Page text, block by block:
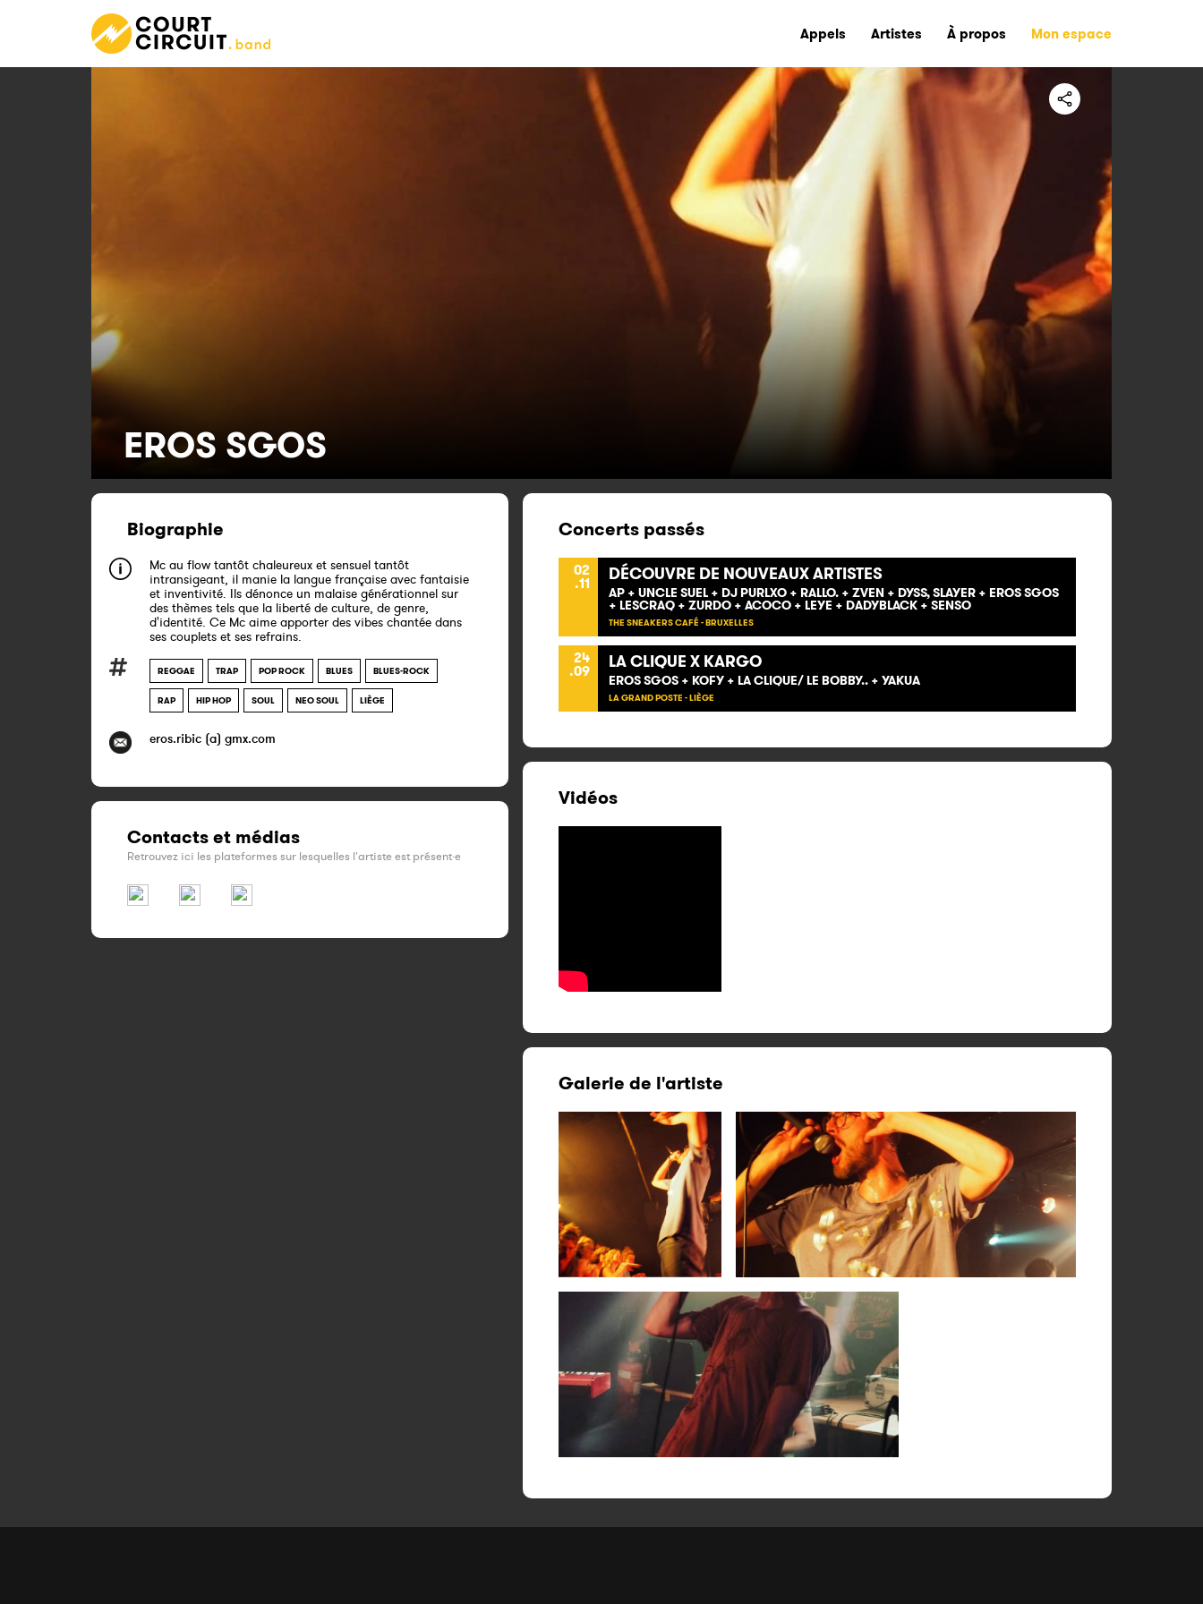
Appels Artistes À propos Mon espace
EROS SGOS
Biographie
Mc au flow tantôt chaleureux et sensuel tantôt
intransigeant, il manie la langue française avec fantaisie
et inventivité. Ils dénonce un malaise générationnel sur
des thèmes tels que la liberté de culture, de genre,
d'identité. Ce Mc aime apporter des vibes chantée dans
ses couplets et ses refrains.
REGGAE TRAP POP ROCK BLUES BLUES-ROCK
RAP HIP HOP SOUL NEO SOUL LIÈGE
eros.ribic (a) gmx.com
Contacts et médias
Retrouvez ici les plateformes sur lesquelles l'artiste est présent·e
Concerts passés
02
.11 DÉCOUVRE DE NOUVEAUX ARTISTES
AP + UNCLE SUEL + DJ PURLXO + RALLO. + ZVEN + DYSS, SLAYER + EROS SGOS
+ LESCRAQ + ZURDO + ACOCO + LEYE + DADYBLACK + SENSO
THE SNEAKERS CAFÉ - BRUXELLES
24
.09 LA CLIQUE X KARGO
EROS SGOS + KOFY + LA CLIQUE/ LE BOBBY.. + YAKUA
LA GRAND POSTE - LIÈGE
Vidéos
Galerie de l'artiste